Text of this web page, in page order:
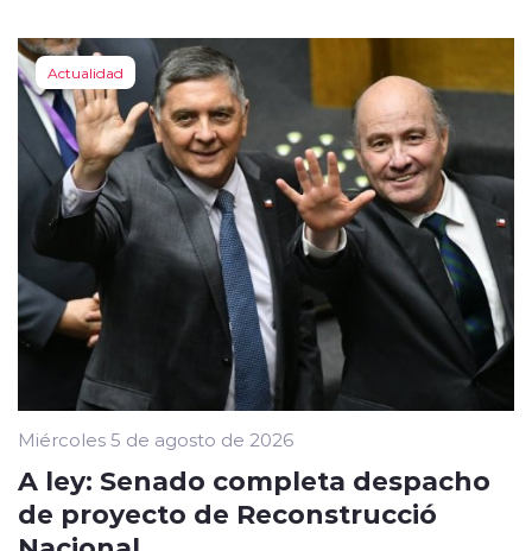
Actualidad
Miércoles 5 de agosto de 2026
A ley: Senado completa despacho
de proyecto de Reconstrucció